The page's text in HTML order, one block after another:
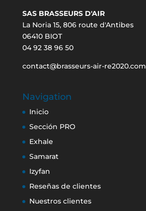
SAS BRASSEURS D'AIR
La Noria 15, 806 route d'Antibes
06410 BIOT
04 92 38 96 50
contact@brasseurs-air-re2020.com
Navigation
Inicio
Sección PRO
Exhale
Samarat
Izyfan
Reseñas de clientes
Nuestros clientes